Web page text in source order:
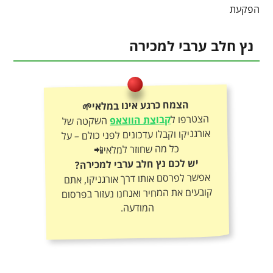
הפקעת
נץ חלב ערבי למכירה
הצמח כרגע אינו במלאי🌱
הצטרפו לקבוצת הווצאפהשקטה של
אורגניקו וקבלו עדכונים לפני כולם – על
כל מה שחוזר למלאי📲
יש לכם נץ חלב ערבי למכירה?
אפשר לפרסם אותו דרך אורגניקו, אתם
קובעים את המחיר ואנחנו נעזור בפרסום
המודעה.